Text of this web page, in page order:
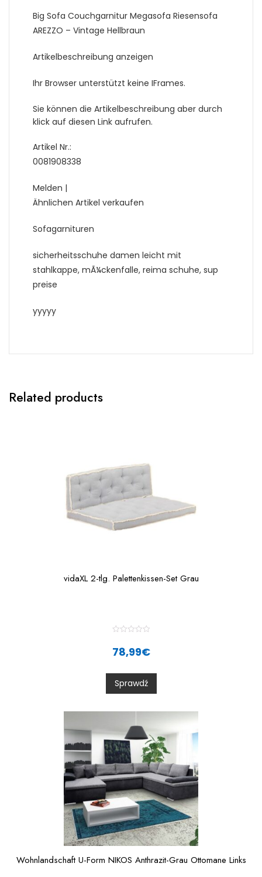
Big Sofa Couchgarnitur Megasofa Riesensofa
AREZZO – Vintage Hellbraun
Artikelbeschreibung anzeigen
Ihr Browser unterstützt keine IFrames.
Sie können die Artikelbeschreibung aber durch
klick auf diesen Link aufrufen.
Artikel Nr.:
0081908338
Melden |
Ähnlichen Artikel verkaufen
Sofagarnituren
sicherheitsschuhe damen leicht mit
stahlkappe, mÃ¼ckenfalle, reima schuhe, sup
preise
yyyyy
Related products
vidaXL 2-tlg. Palettenkissen-Set Grau
t
0
o
u
t
78,99€
Sprawdź
Wohnlandschaft U-Form NIKOS Anthrazit-Grau Ottomane Links